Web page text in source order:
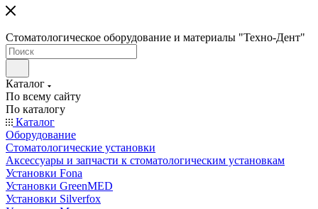
Стоматологическое оборудование и материалы "Техно-Дент"
Каталог
По всему сайту
По каталогу
Каталог
Оборудование
Стоматологические установки
Аксессуары и запчасти к стоматологическим установкам
Установки Fona
Установки GreenMED
Установки Silverfox